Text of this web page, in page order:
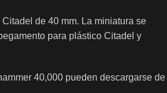
de 40 mm. La miniatura se
para plástico Citadel y
40,000 pueden descargarse de